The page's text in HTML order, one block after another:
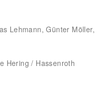
Lehmann, Günter Möller,
Hering / Hassenroth